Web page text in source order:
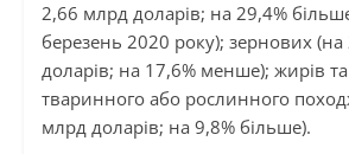
2,66 млрд доларів; на 29,4%
березень 2020 року); зернових
доларів; на 17,6% менше); жирів та
тваринного або рослинного
млрд доларів; на 9,8% більше).